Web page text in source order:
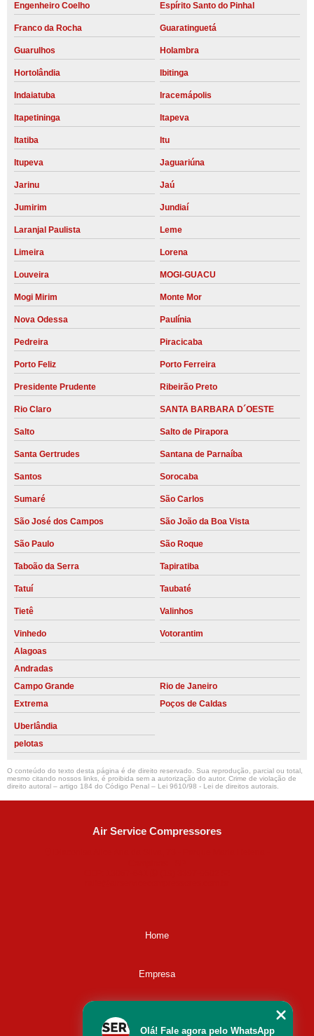
Engenheiro Coelho Espírito Santo do Pinhal
Franco da Rocha Guaratinguetá
Guarulhos Holambra
Hortolândia Ibitinga
Indaiatuba Iracemápolis
Itapetininga Itapeva
Itatiba Itu
Itupeva Jaguariúna
Jarinu Jaú
Jumirim Jundiaí
Laranjal Paulista Leme
Limeira Lorena
Louveira MOGI-GUACU
Mogi Mirim Monte Mor
Nova Odessa Paulínia
Pedreira Piracicaba
Porto Feliz Porto Ferreira
Presidente Prudente Ribeirão Preto
Rio Claro SANTA BARBARA D´OESTE
Salto Salto de Pirapora
Santa Gertrudes Santana de Parnaíba
Santos Sorocaba
Sumaré São Carlos
São José dos Campos São João da Boa Vista
São Paulo São Roque
Taboão da Serra Tapiratiba
Tatuí Taubaté
Tietê Valinhos
Vinhedo
Votorantim
Alagoas
Andradas
Campo Grande
Rio de Janeiro
Extrema
Poços de Caldas
Uberlândia
pelotas
O conteúdo do texto desta página é de direito reservado. Sua reprodução, parcial ou total,
mesmo citando nossos links, é proibida sem a autorização do autor. Crime de violação de
direito autoral – artigo 184 do Código Penal – Lei 9610/98 - Lei de direitos autorais.
Air Service Compressores
Home
Empresa
Olá! Fale agora pelo WhatsApp